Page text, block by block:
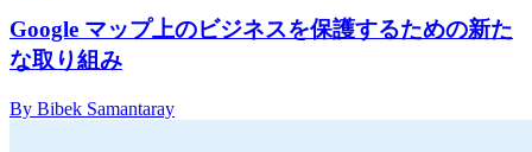
Google マップ上のビジネスを保護するための新た
な取り組み
By Bibek Samantaray